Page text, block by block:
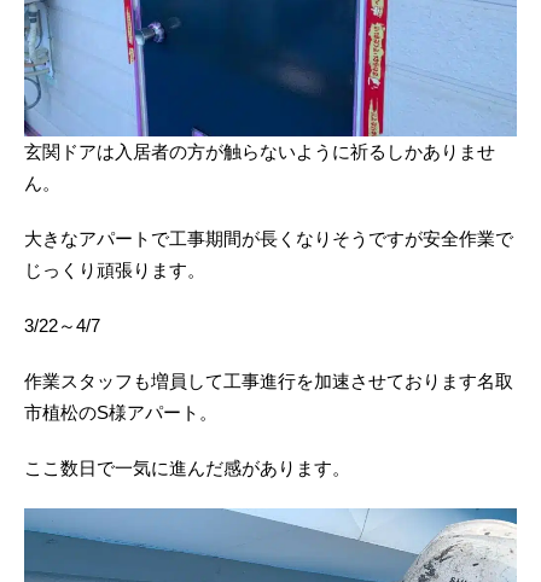
玄関ドアは入居者の方が触らないように祈るしかありませ
ん。
大きなアパートで工事期間が長くなりそうですが安全作業で
じっくり頑張ります。
3/22～4/7
作業スタッフも増員して工事進行を加速させております名取
市植松のS様アパート。
ここ数日で一気に進んだ感があります。